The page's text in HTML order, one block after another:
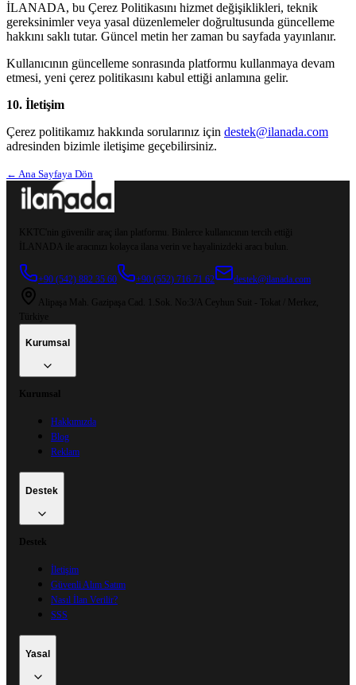
İLANADA, bu Çerez Politikasını hizmet değişiklikleri, teknik
gereksinimler veya yasal düzenlemeler doğrultusunda güncelleme
hakkını saklı tutar. Güncel metin her zaman bu sayfada yayınlanır.
Kullanıcının güncelleme sonrasında platformu kullanmaya devam
etmesi, yeni çerez politikasını kabul ettiği anlamına gelir.
10. İletişim
Çerez politikamız hakkında sorularınız için destek@ilanada.com
adresinden bizimle iletişime geçebilirsiniz.
← Ana Sayfaya Dön
KKTC'nin güvenilir araç ilan platformu. Binlerce kullanıcının tercih ettiği
İLANADA ile aracınızı kolayca ilana verin ve hayalinizdeki aracı bulun.
+90 (542) 882 35 60 +90 (552) 716 71 62 destek@ilanada.com
Alipaşa Mah. Gazipaşa Cad. 1.Sok. No:3/A Ceyhun Suit - Tokat / Merkez,
Türkiye
Kurumsal
Kurumsal
Hakkımızda
Blog
Reklam
Destek
Destek
İletişim
Güvenli Alım Satım
Nasıl İlan Verilir?
SSS
Yasal